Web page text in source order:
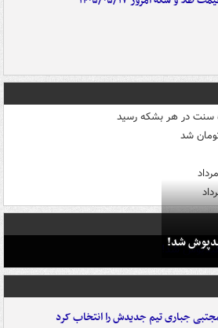
شد!
جباری تیم جدیدش را انتخاب کرد